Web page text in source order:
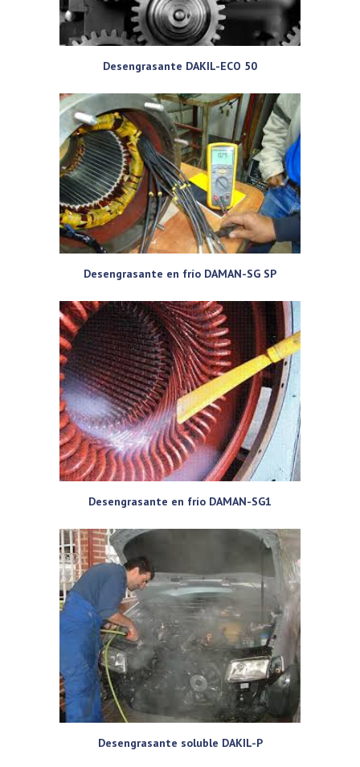
Desengrasante DAKIL-ECO 50
Desengrasante en frío DAMAN-SG SP
Desengrasante en frío DAMAN-SG1
Desengrasante soluble DAKIL-P